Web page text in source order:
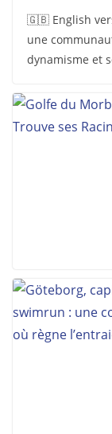
🇬🇧 English
une
dynamisme et